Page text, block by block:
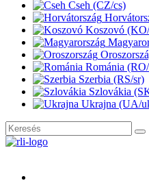
Cseh (CZ/cs)
Koszovó
Románia
Szerbia (RS/sr)
Szlovákia
Ukrajna (UA/